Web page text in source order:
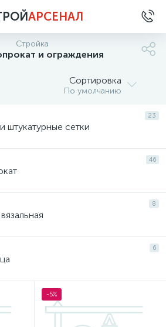
АРСЕНАЛ
Стройка
и ограждения
Сортировка
По умолчанию
23
штукатурные сетки
46
8
6
-5%